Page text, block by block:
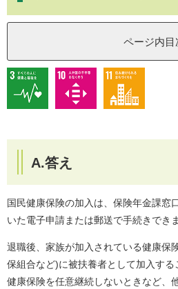
ページ内目
A.答え
国民健康保険の加入は、保険年金課窓
いた電子申請または郵送で手続きできま
退職後、家族が加入されている健康保
保組合など)に被扶養者として加入す
健康保険を任意継続しないときなど、